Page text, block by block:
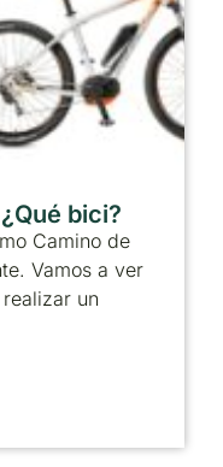
bici?
Camino de
Vamos a ver
un